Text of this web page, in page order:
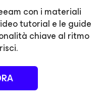
con i materiali
tutorial e le guide
chiave al ritmo